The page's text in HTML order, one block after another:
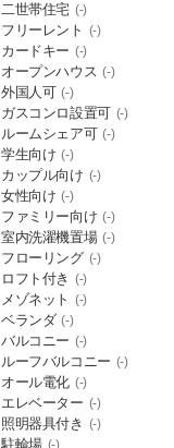
二世帯住宅 (-)
フリーレント (-)
カードキー (-)
オープンハウス (-)
外国人可 (-)
ガスコンロ設置可 (-)
ルームシェア可 (-)
学生向け (-)
カップル向け (-)
女性向け (-)
ファミリー向け (-)
室内洗濯機置場 (-)
フローリング (-)
ロフト付き (-)
メゾネット (-)
ベランダ (-)
バルコニー (-)
ルーフバルコニー (-)
オール電化 (-)
エレベーター (-)
照明器具付き (-)
駐輪場 (-)